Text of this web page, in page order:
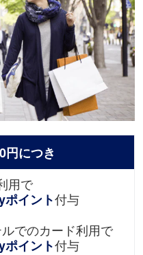
円につき
用で
イント付与
でのカード利用で
イント付与